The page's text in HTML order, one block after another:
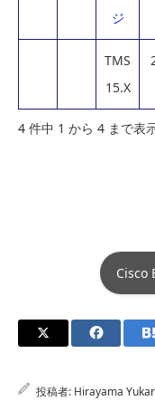
ジ
TMS
15.X
4 件中 1 から 4 まで表
Cisco
投稿者: Hirayama